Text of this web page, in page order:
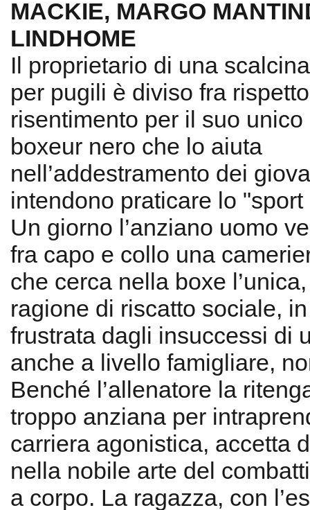
MACKIE, MARGO
LINDHOME
Il proprietario di una
per pugili è diviso fra
risentimento per il suo
boxeur nero che lo aiuta
nell’addestramento dei
intendono praticare lo
Un giorno l’anziano uomo
fra capo e collo una
che cerca nella boxe
ragione di riscatto sociale,
frustrata dagli insuccessi di
anche a livello famigliare,
Benché l’allenatore la
troppo anziana per
carriera agonistica, accetta
nella nobile arte del
a corpo. La ragazza, con